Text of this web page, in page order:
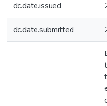
dc.date.issued
dc.date.submitted